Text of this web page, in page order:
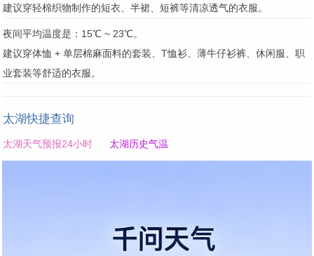
建议穿轻棉织物制作的短衣、半裙、短裤等清凉透气的衣服。
夜间平均温度是：15℃ ~ 23℃。
建议穿体恤 + 单层棉麻面料的套装、T恤衫、薄牛仔衫裤、休闲服、职
业套装等舒适的衣服。
太湖快捷查询
太湖天气预报24小时 太湖历史气温